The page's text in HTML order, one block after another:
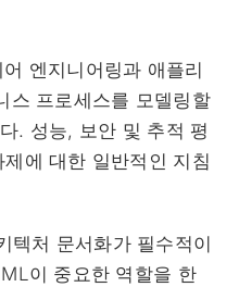
엔지니어링과 애플리
스 프로세스를 모델링할
. 성능, 보안 및 추적 평
에 대한 일반적인 지침
텍처 문서화가 필수적이
이 중요한 역할을 한